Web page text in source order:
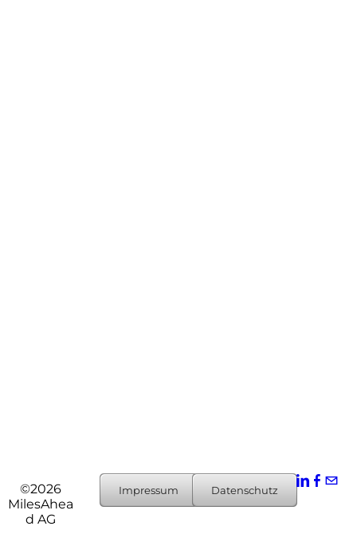
©2026
MilesAhea
d AG
Impressum Datenschutz